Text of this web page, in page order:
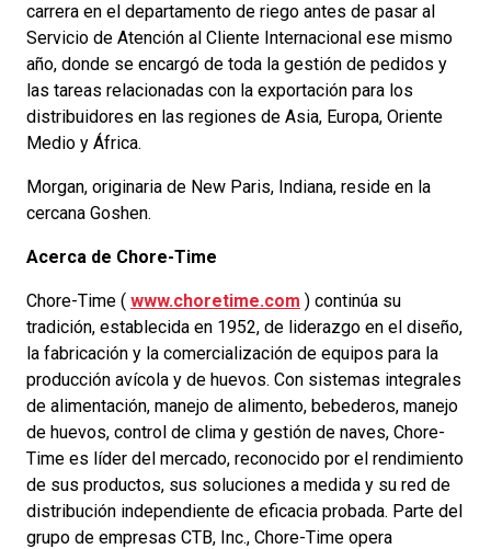
carrera en el departamento de riego antes de pasar al
Servicio de Atención al Cliente Internacional ese mismo
año, donde se encargó de toda la gestión de pedidos y
las tareas relacionadas con la exportación para los
distribuidores en las regiones de Asia, Europa, Oriente
Medio y África.
Morgan, originaria de New Paris, Indiana, reside en la
cercana Goshen.
Acerca de Chore-Time
Chore-Time ( www.choretime.com ) continúa su
tradición, establecida en 1952, de liderazgo en el diseño,
la fabricación y la comercialización de equipos para la
producción avícola y de huevos. Con sistemas integrales
de alimentación, manejo de alimento, bebederos, manejo
de huevos, control de clima y gestión de naves, Chore-
Time es líder del mercado, reconocido por el rendimiento
de sus productos, sus soluciones a medida y su red de
distribución independiente de eficacia probada. Parte del
grupo de empresas CTB, Inc., Chore-Time opera